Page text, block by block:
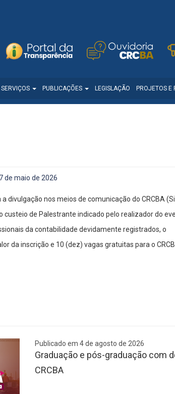
SERVIÇOS PUBLICAÇÕES LEGISLAÇÃO PROJETOS E
de maio de 2026
divulgação nos meios de comunicação do CRCBA
de Palestrante indicado pelo realizador do
da contabilidade devidamente registrados, o
da inscrição e 10 (dez) vagas gratuitas para o
Publicado em 4 de agosto de 2026
Graduação e pós-graduação com
CRCBA